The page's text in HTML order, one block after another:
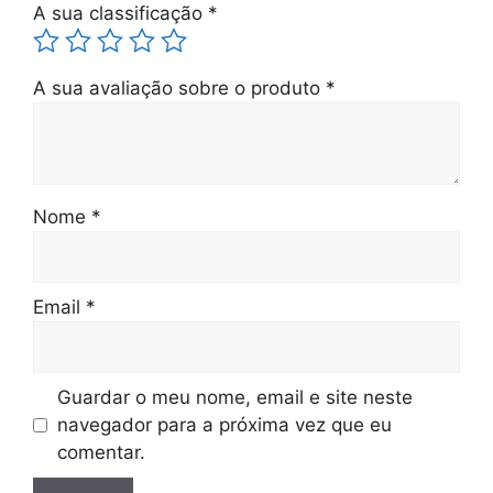
A sua classificação *
A sua avaliação sobre o produto *
Nome *
Email *
Guardar o meu nome, email e site neste
navegador para a próxima vez que eu
comentar.